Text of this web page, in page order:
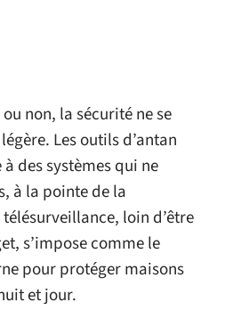
non, la sécurité ne se
Les outils d’antan
des systèmes qui ne
à la pointe de la
loin d’être
s’impose comme le
pour protéger maisons
et jour.